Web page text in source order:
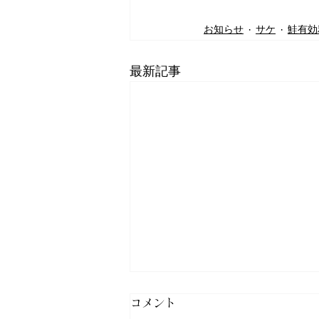
お知らせ サケ 鮭有
最新記事
《サクラマス》令和8年釣果
コメント